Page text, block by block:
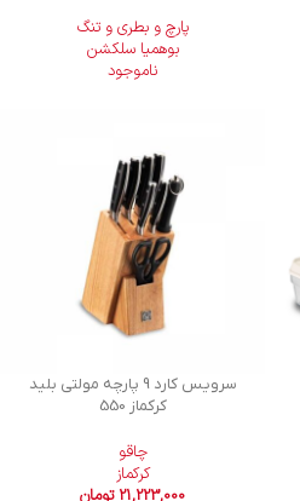
پارچ و بطری و تنگ
بوهمیا سلکشن
ناموجود
سرویس کارد 9 پارچه مولتی بلید
کرکماز 550
چاقو
کرکماز
21,223,000 تومان